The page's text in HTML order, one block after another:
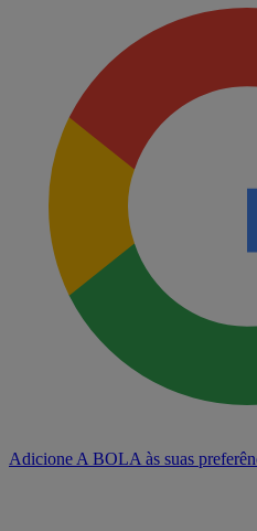
Adicione A BOLA às suas